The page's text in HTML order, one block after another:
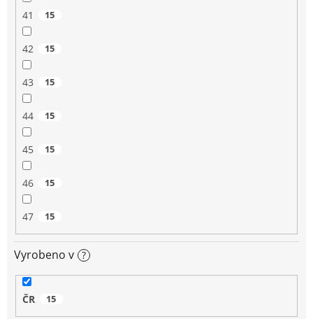
41 15
42 15
43 15
44 15
45 15
46 15
47 15
Vyrobeno v ?
ČR 15